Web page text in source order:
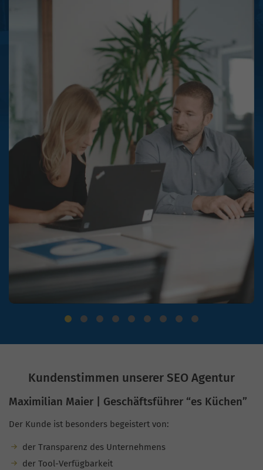
Kundenstimmen unserer SEO Agentur
Maximilian Maier | Geschäftsführer “es Küchen”
Der Kunde ist besonders begeistert von:
der Transparenz des Unternehmens
der Tool-Verfügbarkeit